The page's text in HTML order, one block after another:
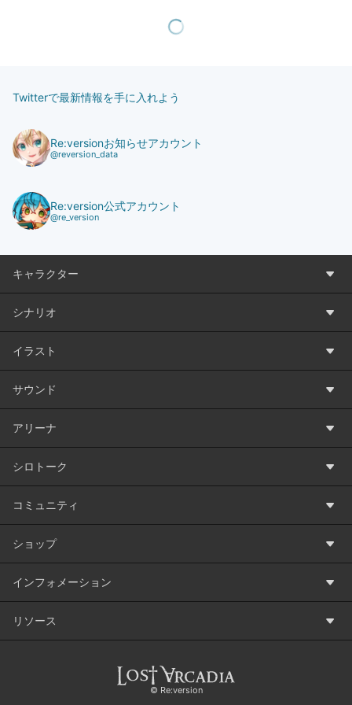
Twitterで最新情報を手に入れよう
Re:versionお知らせアカウント
@reversion_data
Re:version公式アカウント
@re_version
キャラクター
シナリオ
イラスト
サウンド
アリーナ
シロトーク
コミュニティ
ショップ
インフォメーション
リソース
©️ Re:version